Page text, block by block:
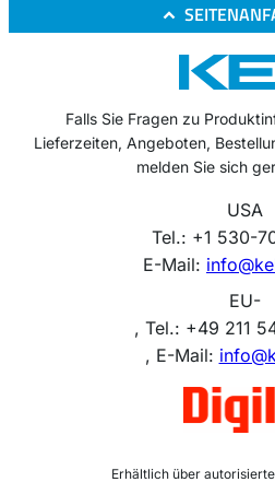
Falls Sie Fragen zu
Lieferzeiten, Angeboten,
melden Sie sich
USA
Tel.: +1 530-
E-Mail:
EU-
, Tel.: +49 211
, E-Mail:
Erhältlich über